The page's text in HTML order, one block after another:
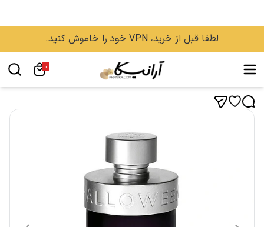
لطفا قبل از خرید، VPN خود را خاموش کنید.
0